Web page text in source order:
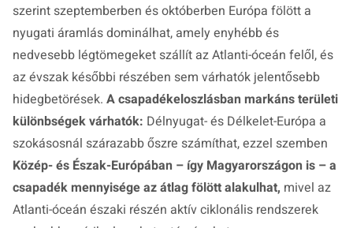
szerint szeptemberben és októberben Európa fölött a
nyugati áramlás dominálhat, amely enyhébb és
nedvesebb légtömegeket szállít az Atlanti-óceán felől, és
az évszak későbbi részében sem várhatók jelentősebb
hidegbetörések. A csapadékeloszlásban markáns területi
különbségek várhatók: Délnyugat- és Délkelet-Európa a
szokásosnál szárazabb őszre számíthat, ezzel szemben
Közép- és Észak-Európában – így Magyarországon is – a
csapadék mennyisége az átlag fölött alakulhat, mivel az
Atlanti-óceán északi részén aktív ciklonális rendszerek